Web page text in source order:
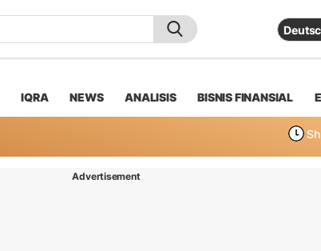
IQRA NEWS ANALISIS BISNIS FINANSIAL
Advertisement